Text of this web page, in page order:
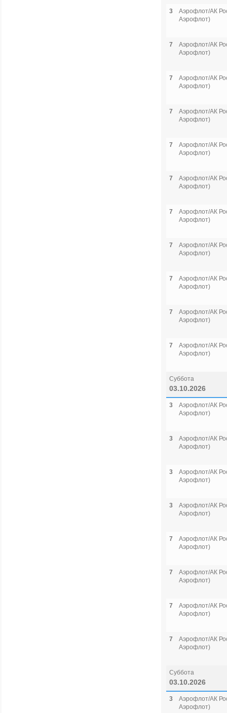
3
Аэрофлот/АК
Аэрофлот)
7
Аэрофлот/АК
Аэрофлот)
7
Аэрофлот/АК
Аэрофлот)
7
Аэрофлот/АК
Аэрофлот)
7
Аэрофлот/АК
Аэрофлот)
7
Аэрофлот/АК
Аэрофлот)
7
Аэрофлот/АК
Аэрофлот)
7
Аэрофлот/АК
Аэрофлот)
7
Аэрофлот/АК
Аэрофлот)
7
Аэрофлот/АК
Аэрофлот)
7
Аэрофлот/АК
Аэрофлот)
Суббота
03.10.2026
3
Аэрофлот/АК
Аэрофлот)
3
Аэрофлот/АК
Аэрофлот)
3
Аэрофлот/АК
Аэрофлот)
3
Аэрофлот/АК
Аэрофлот)
7
Аэрофлот/АК
Аэрофлот)
7
Аэрофлот/АК
Аэрофлот)
7
Аэрофлот/АК
Аэрофлот)
7
Аэрофлот/АК
Аэрофлот)
Суббота
03.10.2026
3
Аэрофлот/АК
Аэрофлот)